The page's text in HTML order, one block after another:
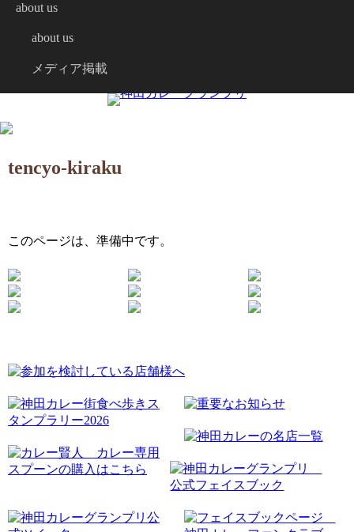
about us
about us
メディア掲載
tencyo-kiraku
このページは、準備中です。